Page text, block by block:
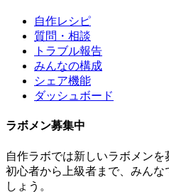
自作レシピ
質問・相談
トラブル報告
みんなの構成
シェア機能
ダッシュボード
ラボメン募集中
自作ラボでは新しいラボメンを
初心者から上級者まで、みんな
しょう。